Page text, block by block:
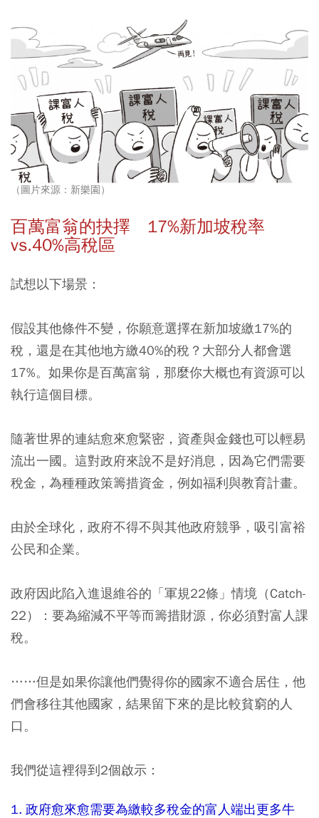
（圖片來源：新樂園）
百萬富翁的抉擇 17%新加坡稅率
vs.40%高稅區
試想以下場景：
假設其他條件不變，你願意選擇在新加坡繳17%的
稅，還是在其他地方繳40%的稅？大部分人都會選
17%。如果你是百萬富翁，那麼你大概也有資源可以
執行這個目標。
隨著世界的連結愈來愈緊密，資產與金錢也可以輕易
流出一國。這對政府來說不是好消息，因為它們需要
稅金，為種種政策籌措資金，例如福利與教育計畫。
由於全球化，政府不得不與其他政府競爭，吸引富裕
公民和企業。
政府因此陷入進退維谷的「軍規22條」情境（Catch-
22）：要為縮減不平等而籌措財源，你必須對富人課
稅。
……但是如果你讓他們覺得你的國家不適合居住，他
們會移往其他國家，結果留下來的是比較貧窮的人
口。
我們從這裡得到2個啟示：
1. 政府愈來愈需要為繳較多稅金的富人端出更多牛